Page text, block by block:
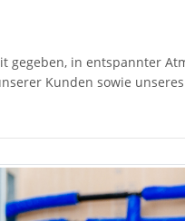
gegeben, in entspannter
Kunden sowie